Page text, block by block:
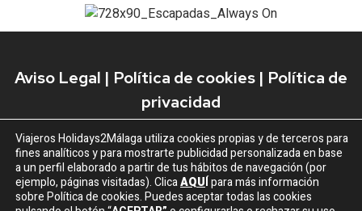
Aviso Legal | Política de cookies | Política de
privacidad
©2026 Holidays2Málaga | Todos los derechos protegidos
Viajeros Holidays2Málagautiliza cookies propias y de terceros para
fines analíticos y para mostrarte publicidad personalizada en base
a un perfil elaborado a partir de tus hábitos de navegación (por
ejemplo, páginas visitadas). ClicaAQUÍpara más información
sobre Política de cookies. Puedes aceptar todas las cookies